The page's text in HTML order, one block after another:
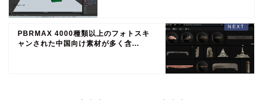
PBRMAX 4000種類以上のフォトスキ
ャンされた中国向け素材が多く含...